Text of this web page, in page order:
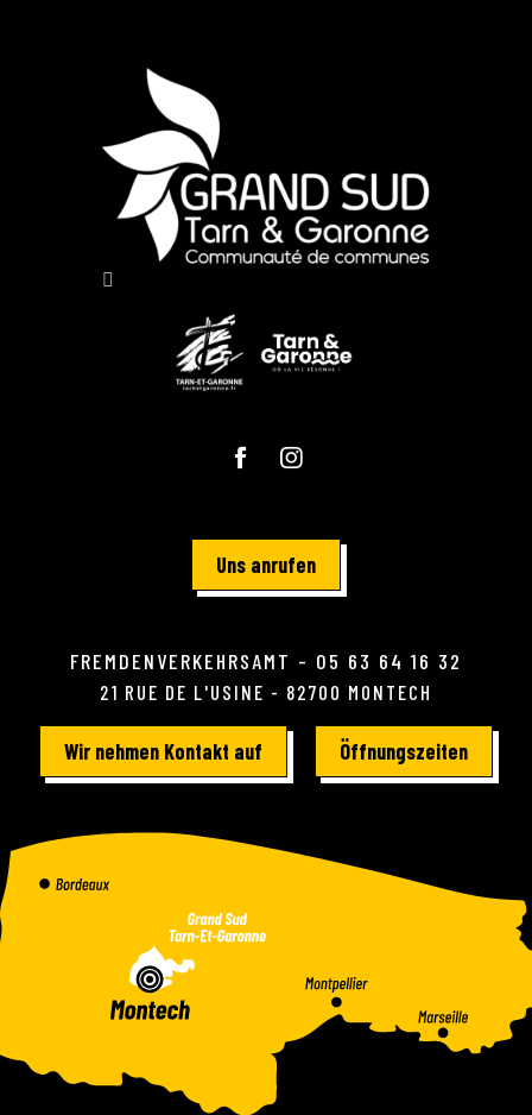
Uns anrufen
FREMDENVERKEHRSAMT - 05 63 64 16 32
21 RUE DE L'USINE - 82700 MONTECH
Wir nehmen Kontakt auf Öffnungszeiten